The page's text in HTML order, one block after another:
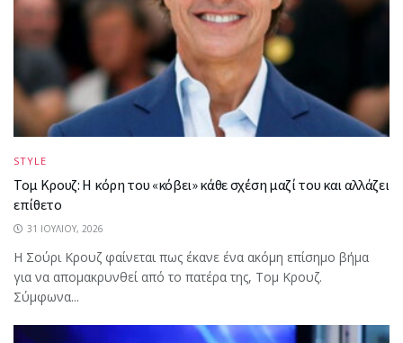
STYLE
Τομ Κρουζ: Η κόρη του «κόβει» κάθε σχέση μαζί του και αλλάζει
επίθετο
31 ΙΟΥΛΊΟΥ, 2026
Η Σούρι Κρουζ φαίνεται πως έκανε ένα ακόμη επίσημο βήμα
για να απομακρυνθεί από το πατέρα της, Τομ Κρουζ.
Σύμφωνα...